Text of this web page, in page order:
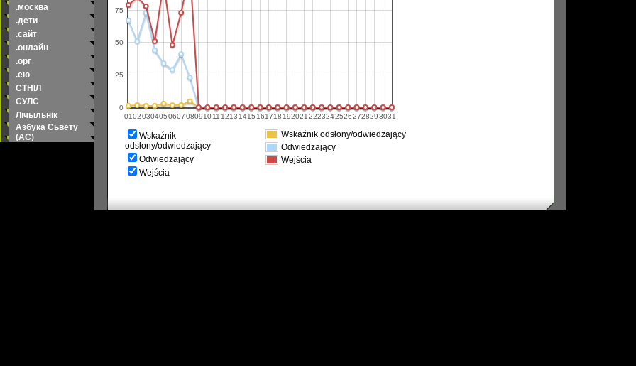
.москва
.дети
.сайт
.онлайн
.орг
.ею
СТНІЛ
СУЛС
Лічыльнік
Азбука Сьвету
(АС)
01020304050607080910 11 1213 1415 161718 192021 22232425262728293031
0
25
50
75
Wskaźnik odsłony/odwiedzający
Odwiedzający
Wejścia
Wskaźnik
odsłony/odwiedzający
Odwiedzający
Wejścia